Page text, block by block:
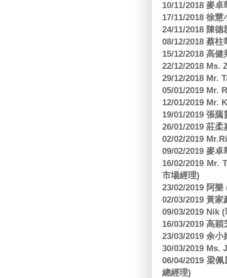
10/11/2018 麥
17/11/2018 徐
24/11/2018 陳
08/12/2018 蔡
15/12/2018 高
22/12/2018 Ms.
29/12/2018 Mr.
05/01/2019 Mr.
12/01/2019 Mr.
19/01/2019 張
26/01/2019 莊
02/02/2019
09/02/2019 麥
16/02/2019 Mr.
市場經理)
23/02/2019 阿
02/03/2019 黃
09/03/2019 Nik
16/03/2019 高
23/03/2019 余
30/03/2019 Ms.
06/04/2019 梁
總經理)